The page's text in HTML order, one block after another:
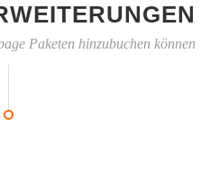
Paketen hinzubuchen können